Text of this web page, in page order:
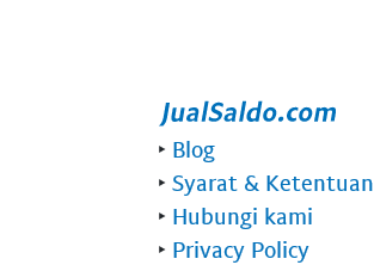
‣ Blog
‣ Syarat & Ketentuan
‣ Hubungi kami
‣ Privacy Policy